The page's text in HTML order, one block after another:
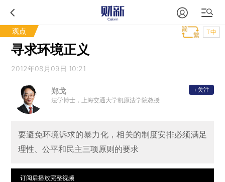
观点 T中
寻求环境正义
2012年08月09日 10:21
郑戈
法学博士，上海交通大学凯原法学院教授
+关注
要避免环境诉求的暴力化，相关的制度安排必须满足
理性、公平和民主三项原则的要求
订阅后播放完整视频